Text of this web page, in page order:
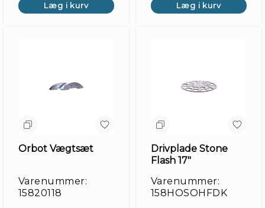
Læg i kurv Læg i kurv
Orbot Vægtsæt
Varenummer:
15820118
Drivplade Stone
Flash 17"
Varenummer:
158HOSOHFDK